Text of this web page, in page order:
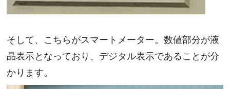
そして、こちらがスマートメーター。数値部分が液
晶表示となっており、デジタル表示であることが分
かります。